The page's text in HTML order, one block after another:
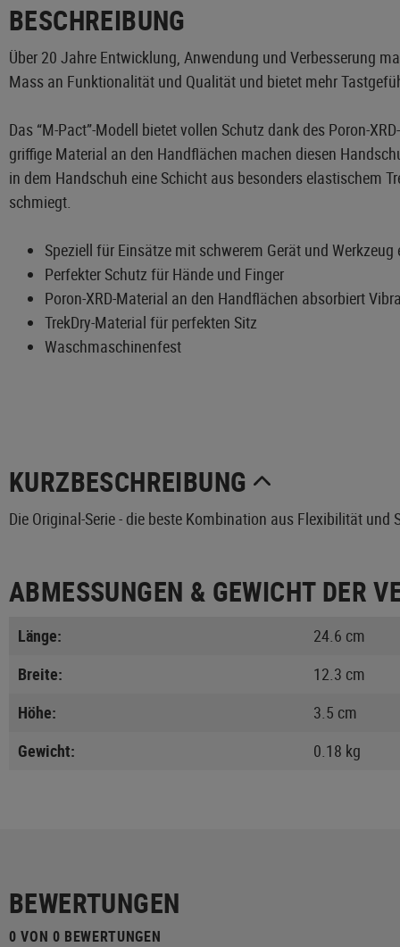
BESCHREIBUNG
Über 20 Jahre Entwicklung, Anwendung und Verbesserung
Mass an Funktionalität und Qualität und bietet mehr
Das “M-Pact”-Modell bietet vollen Schutz dank des Poron-
griffige Material an den Handflächen machen diesen
in dem Handschuh eine Schicht aus besonders elastischem
schmiegt.
Speziell für Einsätze mit schwerem Gerät und
Perfekter Schutz für Hände und Finger
Poron-XRD-Material an den Handflächen absorbiert
TrekDry-Material für perfekten Sitz
Waschmaschinenfest
KURZBESCHREIBUNG
Die Original-Serie - die beste Kombination aus Flexibilität und
ABMESSUNGEN & GEWICHT DER
Länge:
24.6 cm
Breite:
12.3 cm
Höhe:
3.5 cm
Gewicht:
0.18 kg
BEWERTUNGEN
0 VON 0 BEWERTUNGEN